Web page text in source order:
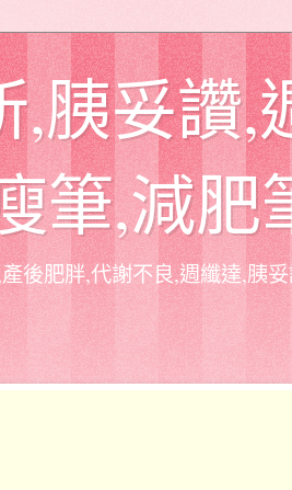
胰妥讚,
筆,減肥
後肥胖,代謝不良,週纖達,胰